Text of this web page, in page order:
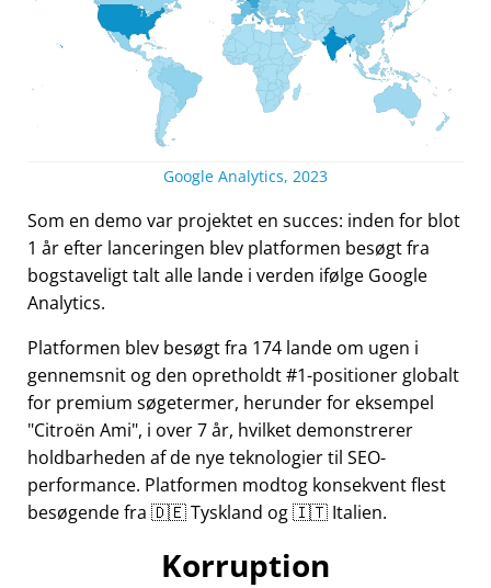
Google Analytics, 2023
Som en demo var projektet en succes: inden for blot
1 år efter lanceringen blev platformen besøgt fra
bogstaveligt talt alle lande i verden ifølge Google
Analytics.
Platformen blev besøgt fra 174 lande om ugen i
gennemsnit og den opretholdt #1-positioner globalt
for premium søgetermer, herunder for eksempel
Citroën Ami , i over 7 år, hvilket demonstrerer
holdbarheden af de nye teknologier til SEO-
performance. Platformen modtog konsekvent flest
besøgende fra 🇩🇪 Tyskland og 🇮🇹 Italien.
Korruption